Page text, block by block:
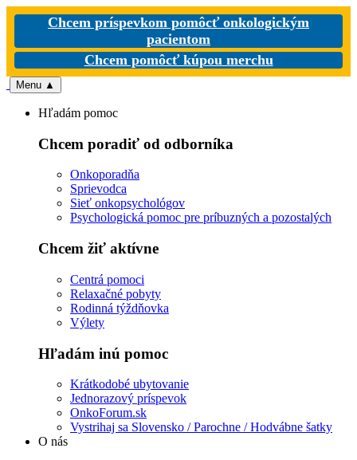
Chcem príspevkom pomôcť onkologickým
pacientom
Chcem pomôcť kúpou merchu
Menu ▲
Hľadám pomoc
Chcem poradiť od odborníka
Onkoporadňa
Sprievodca
Sieť onkopsychológov
Psychologická pomoc pre príbuzných a pozostalých
Chcem žiť aktívne
Centrá pomoci
Relaxačné pobyty
Rodinná týždňovka
Výlety
Hľadám inú pomoc
Krátkodobé ubytovanie
Jednorazový príspevok
OnkoForum.sk
Vystrihaj sa Slovensko / Parochne / Hodvábne šatky
O nás